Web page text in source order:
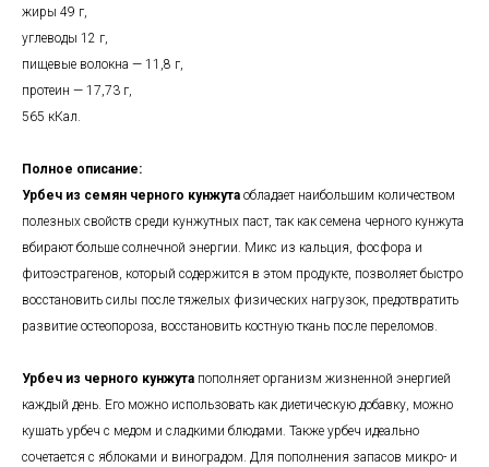
жиры 49 г,
углеводы 12 г,
пищевые волокна — 11,8 г,
протеин — 17,73 г,
565 кКал.
Полное описание:
Урбеч из семян черного кунжута обладает наибольшим количеством
полезных свойств среди кунжутных паст, так как семена черного кунжута
вбирают больше солнечной энергии. Микс из кальция, фосфора и
фитоэстрагенов, который содержится в этом продукте, позволяет быстро
восстановить силы после тяжелых физических нагрузок, предотвратить
развитие остеопороза, восстановить костную ткань после переломов.
Урбеч из черного кунжута пополняет организм жизненной энергией
каждый день. Его можно использовать как диетическую добавку, можно
кушать урбеч с медом и сладкими блюдами. Также урбеч идеально
сочетается с яблоками и виноградом. Для пополнения запасов микро- и